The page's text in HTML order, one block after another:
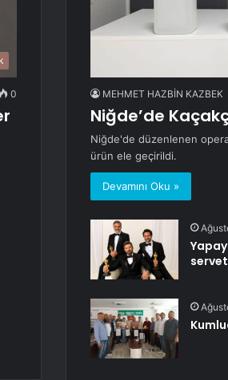
0 MEHMET HAZBİN KAZBEK
Niğde’de
Niğde'de düzenlenen
ürün ele geçirildi.
Devamını Oku »